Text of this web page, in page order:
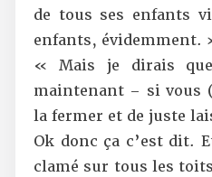
de tous ses enfants
enfants, évidemment.
« Mais je dirais
maintenant – si vous
la fermer et de juste
Ok donc ça c’est dit.
clamé sur tous les